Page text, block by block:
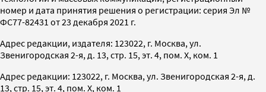
номер и дата принятия решения о регистрации: серия Эл №
ФС77-82431 от 23 декабря 2021 г.
Адрес редакции, издателя: 123022, г. Москва, ул.
Звенигородская 2-я, д. 13, стр. 15, эт. 4, пом. X, ком. 1
Адрес редакции: 123022, г. Москва, ул. Звенигородская 2-я, д.
13, стр. 15, эт. 4, пом. X, ком. 1